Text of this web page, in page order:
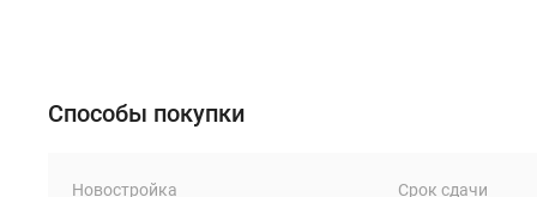
с
Сампсониевским
Способы покупки
Новостройка Срок сдачи